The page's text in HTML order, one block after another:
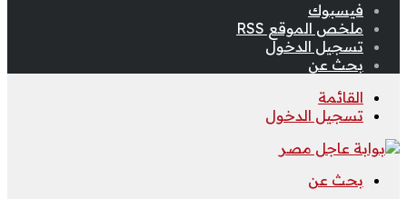
فيسبوك
ملخص الموقع RSS
تسجيل الدخول
بحث عن
القائمة
تسجيل الدخول
بحث عن